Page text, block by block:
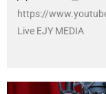
https://
Live EJY MEDIA